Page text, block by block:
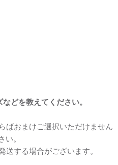
どを教えてください。
ばおまけご選択いただけません
。
する場合がございます。